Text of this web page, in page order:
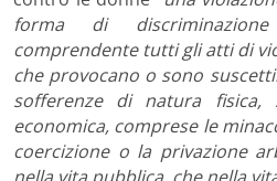
forma di
comprendente tutti gli atti di
che provocano o sono
sofferenze di natura fisica,
economica, comprese le
coercizione o la privazione
nella vita pubblica, che nella